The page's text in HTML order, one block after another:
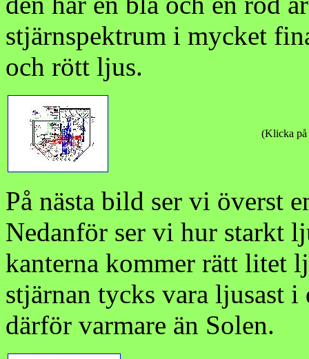
stjärnspektrum i mycket
och rött ljus.
(Klicka på
På nästa bild ser vi överst
Nedanför ser vi hur starkt
kanterna kommer rätt litet
stjärnan tycks vara ljusast
därför varmare än Solen.